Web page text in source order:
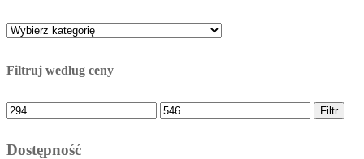
Filtruj według ceny
Cena
Cena
Filtr
Dostępność